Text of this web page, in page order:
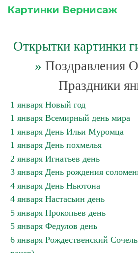
Картинки Вернисаж
Открытки картинки
» Поздравления
Праздники
1 января Новый год
1 января Всемирный день мира
1 января День Ильи Муромца
1 января День похмелья
2 января Игнатьев день
3 января День рождения
4 января День Ньютона
4 января Настасьин день
5 января Прокопьев день
5 января Федулов день
6 января Рождественский